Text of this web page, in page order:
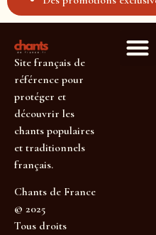
Site français de
référence pour
protéger et
découvrir les
chants populaires
et traditionnels
français.
Chants de France
© 2025
Tous droits